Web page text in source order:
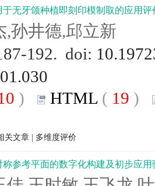
无牙颌种植即刻印模制取的应用评
,孙井德,邱立新
192. doi:
) HTML ( 19 )
关文章 多维度评价
参考平面的数字化构建及初步应用